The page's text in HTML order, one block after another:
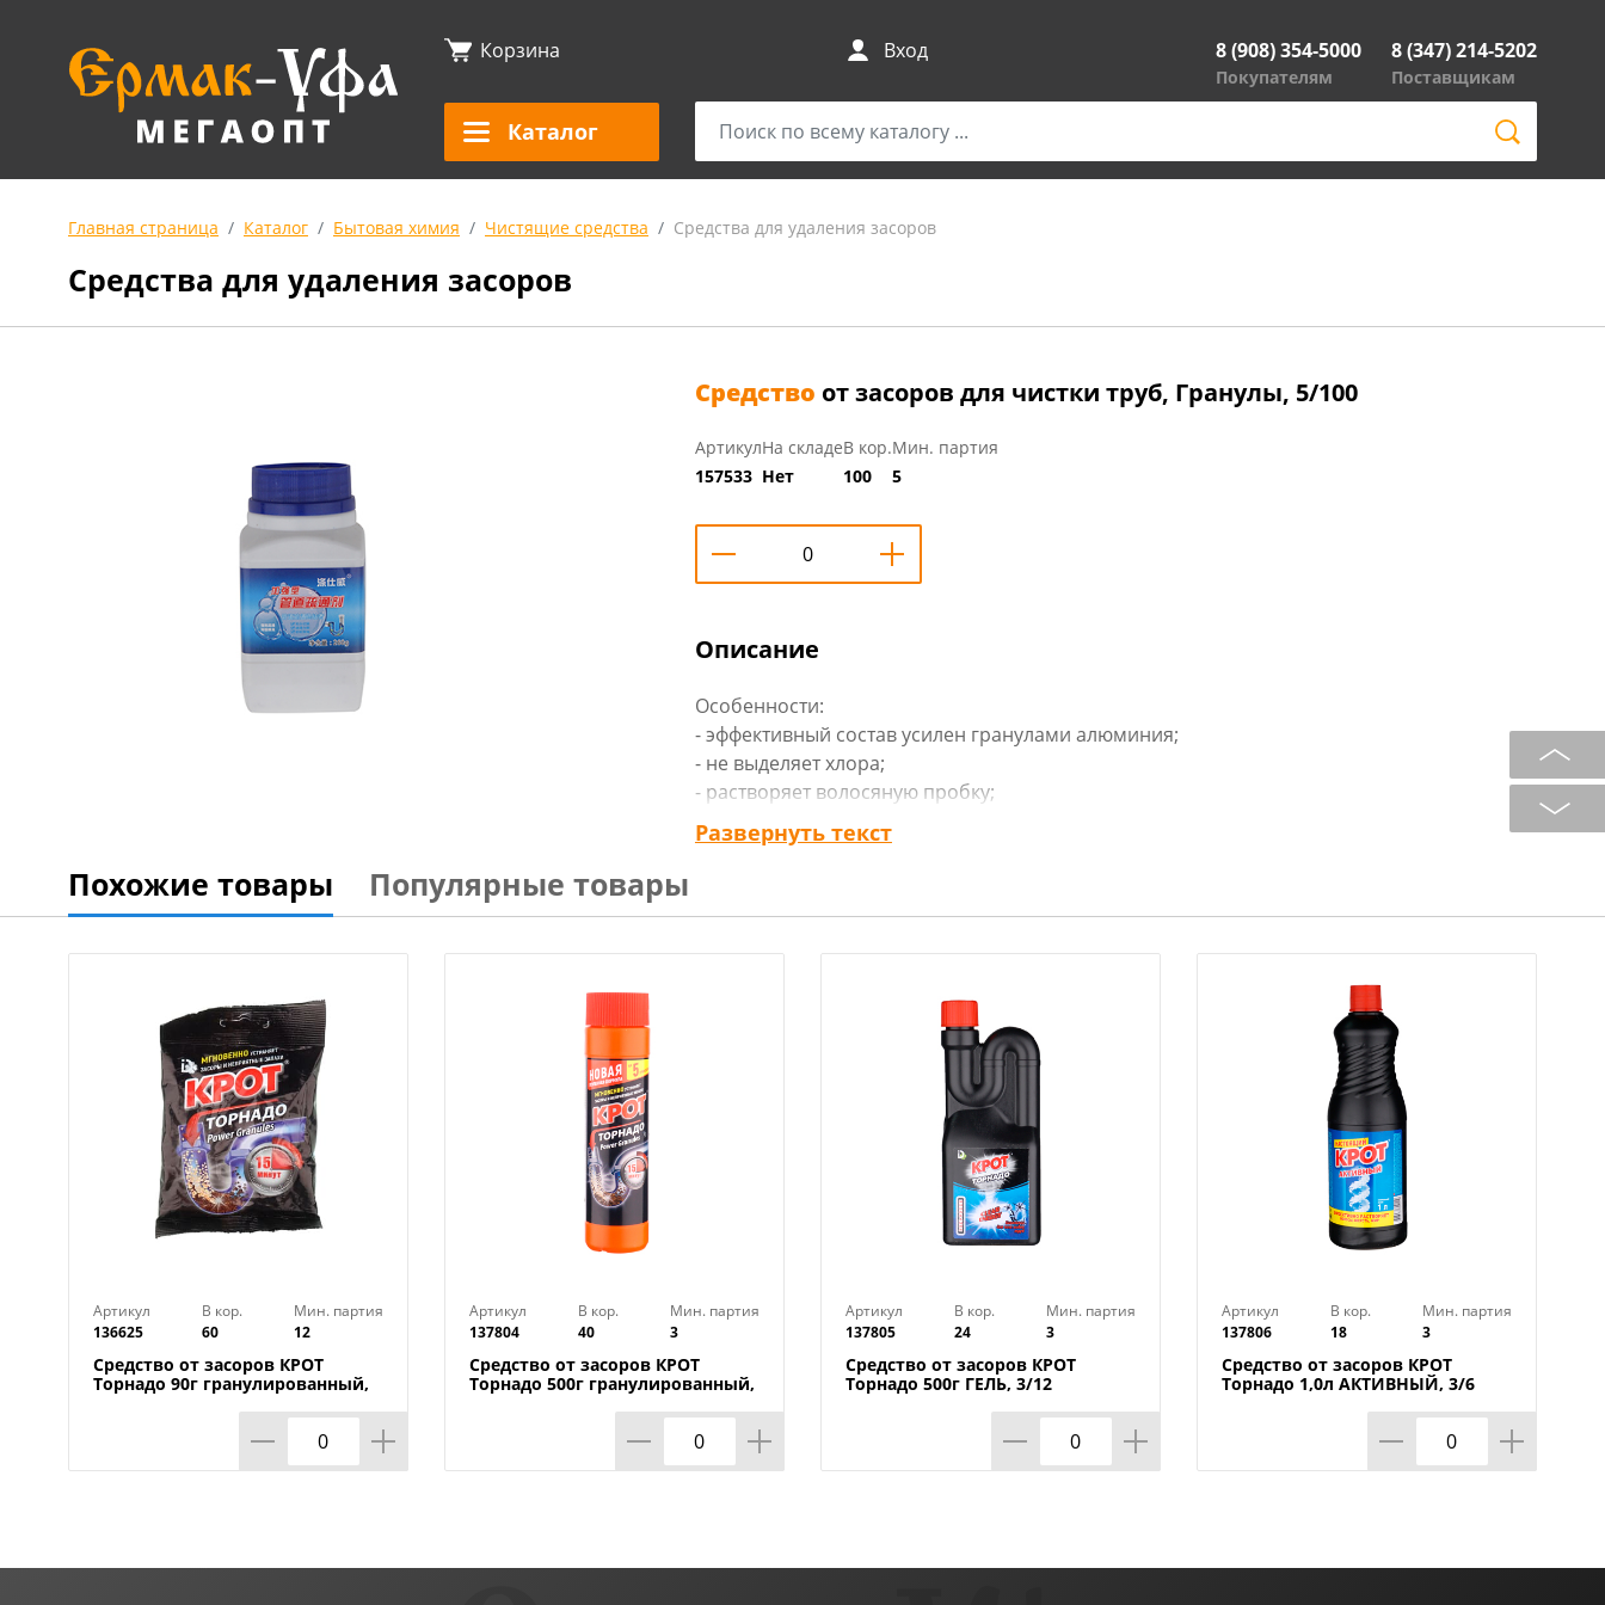
Корзина Вход 8 (908) 354-5000
Покупателям
8 (347) 214-5202
Поставщикам
Каталог
Главная страница Каталог Бытовая химия Чистящие средства Средства для удаления засоров
Средства для удаления засоров
Средство от засоров для чистки труб, Гранулы, 5/100
Артикул
157533
На складе
Нет
В кор.
100
Мин. партия
5
Описание
Особенности:
- эффективный состав усилен гранулами алюминия;
- не выделяет хлора;
- растворяет волосяную пробку;
- устраняет сложные засоры;
- экономичный расход.
Страна-изготовитель: Китай
Развернуть текст
Похожие товары Популярные товары
Артикул
136625
В кор.
60
Мин. партия
12
Средство от засоров КРОТ
Торнадо 90г гранулированный,
Артикул
137804
В кор.
40
Мин. партия
3
Средство от засоров КРОТ
Торнадо 500г гранулированный,
Артикул
137805
В кор.
24
Мин. партия
3
Средство от засоров КРОТ
Торнадо 500г ГЕЛЬ, 3/12
Артикул
137806
В кор.
18
Мин. партия
3
Средство от засоров КРОТ
Торнадо 1,0л АКТИВНЫЙ, 3/6